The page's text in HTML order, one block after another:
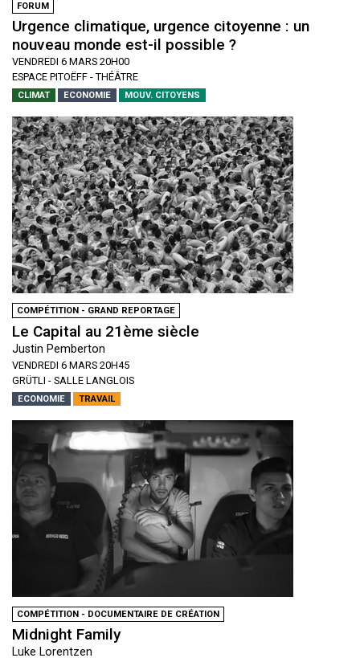
FORUM
Urgence climatique, urgence citoyenne : un
nouveau monde est-il possible ?
VENDREDI 6 MARS 20H00
ESPACE PITOËFF - THÉÂTRE
CLIMAT ECONOMIE MOUV. CITOYENS
COMPÉTITION - GRAND REPORTAGE
Le Capital au 21ème siècle
Justin Pemberton
VENDREDI 6 MARS 20H45
GRÜTLI - SALLE LANGLOIS
ECONOMIE TRAVAIL
COMPÉTITION - DOCUMENTAIRE DE CRÉATION
Midnight Family
Luke Lorentzen